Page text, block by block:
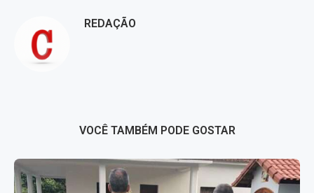
REDAÇÃO
VOCÊ TAMBÉM PODE GOSTAR